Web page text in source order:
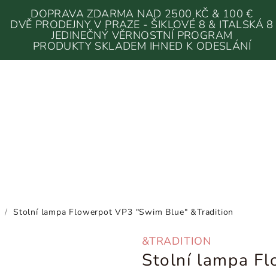
DOPRAVA ZDARMA NAD 2500 KČ & 100 €
DVĚ PRODEJNY V PRAZE - ŠIKLOVÉ 8 & ITALSKÁ 8
JEDINEČNÝ VĚRNOSTNÍ PROGRAM
PRODUKTY SKLADEM IHNED K ODESLÁNÍ
/ Stolní lampa Flowerpot VP3 "Swim Blue" &Tradition
&TRADITION
Stolní lampa